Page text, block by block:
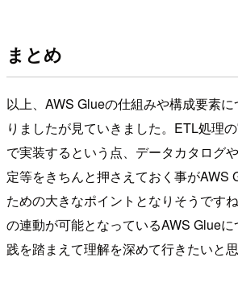
まとめ
以上、AWS Glueの仕組みや構成要素
りましたが見ていきました。ETL処理
で実装するという点、データカタログ
定等をきちんと押さえておく事がAWS
ための大きなポイントとなりそうです
の連動が可能となっているAWS Glue
践を踏まえて理解を深めて行きたいと思